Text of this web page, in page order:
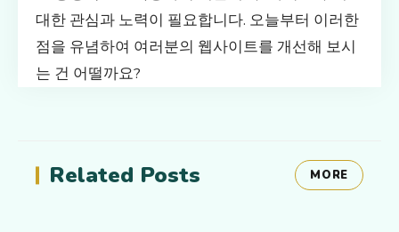
대한 관심과 노력이 필요합니다. 오늘부터 이러한
점을 유념하여 여러분의 웹사이트를 개선해 보시
는 건 어떨까요?
Related Posts MORE